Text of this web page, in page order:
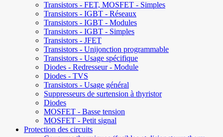
Transistors - FET, MOSFET - Simples
Transistors - IGBT - Réseaux
Transistors - IGBT - Modules
Transistors - IGBT - Simples
Transistors - JFET
Transistors - Unijonction programmable
Transistors - Usage spécifique
Diodes - Redresseur - Module
Diodes - TVS
Transistors - Usage général
Suppresseurs de surtension à thyristor
Diodes
MOSFET - Basse tension
MOSFET - Petit signal
Protection des circuits